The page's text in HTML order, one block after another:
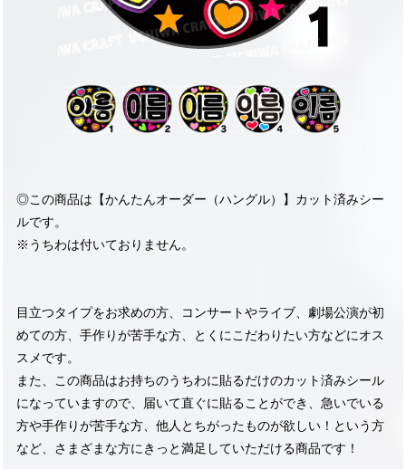
◎この商品は【かんたんオーダー（ハングル）】カット済みシー
ルです。
※うちわは付いておりません。
目立つタイプをお求めの方、コンサートやライブ、劇場公演が初
めての方、手作りが苦手な方、とくにこだわりたい方などにオス
スメです。
また、この商品はお持ちのうちわに貼るだけのカット済みシール
になっていますので、届いて直ぐに貼ることができ、急いでいる
方や手作りが苦手な方、他人とちがったものが欲しい！という方
など、さまざまな方にきっと満足していただける商品です！